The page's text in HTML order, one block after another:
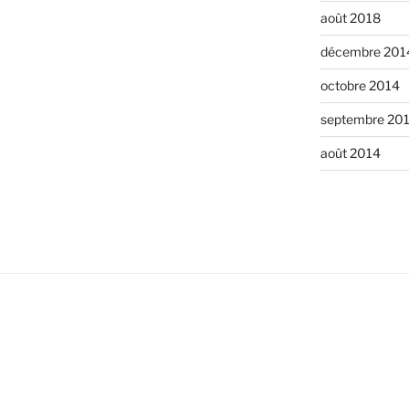
août 2018
décembre
octobre 2014
septembre
août 2014